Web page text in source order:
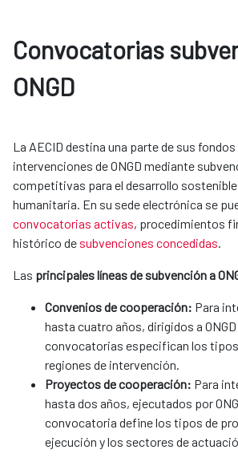
Convocatorias
ONGD
La AECID destina una parte de sus
intervenciones de ONGD mediante
competitivas para el desarrollo sostenible
humanitaria. En su sede electrónica se
convocatorias activas, procedimientos
histórico de subvenciones concedidas.
Las principales líneas de subvención a
Convenios de cooperación: Para
hasta cuatro años, dirigidos a
convocatorias especifican los
regiones de intervención.
Proyectos de cooperación: Para
hasta dos años, ejecutados por
convocatoria define los tipos de
ejecución y los sectores de